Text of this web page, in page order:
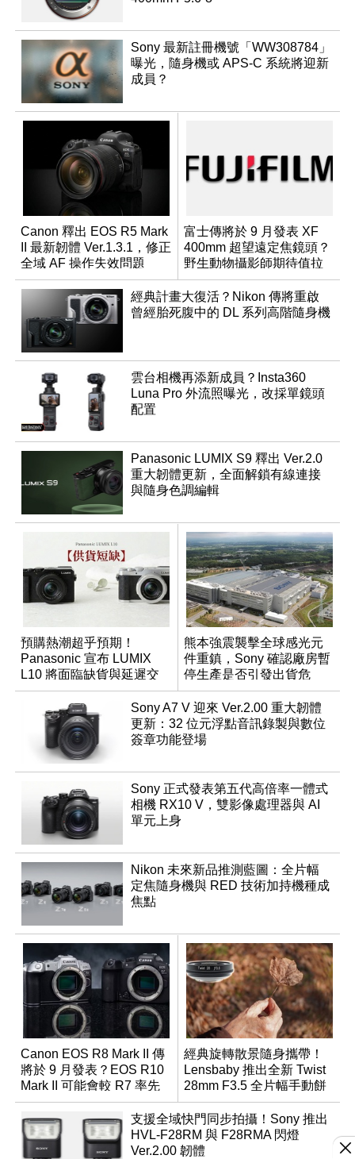
Sony 最新註冊機號「WW308784」
曝光，隨身機或 APS-C 系統將迎新
成員？
Canon 釋出 EOS R5 Mark
II 最新韌體 Ver.1.3.1，修正
全域 AF 操作失效問題
富士傳將於 9 月發表 XF
400mm 超望遠定焦鏡頭？
野生動物攝影師期待值拉
滿
經典計畫大復活？Nikon 傳將重啟
曾經胎死腹中的 DL 系列高階隨身機
雲台相機再添新成員？Insta360
Luna Pro 外流照曝光，改採單鏡頭
配置
Panasonic LUMIX S9 釋出 Ver.2.0
重大韌體更新，全面解鎖有線連接
與隨身色調編輯
預購熱潮超乎預期！
Panasonic 宣布 LUMIX
L10 將面臨缺貨與延遲交
貨時間
熊本強震襲擊全球感光元
件重鎮，Sony 確認廠房暫
停生產是否引發出貨危
機？
Sony A7 V 迎來 Ver.2.00 重大韌體
更新：32 位元浮點音訊錄製與數位
簽章功能登場
Sony 正式發表第五代高倍率一體式
相機 RX10 V，雙影像處理器與 AI
單元上身
Nikon 未來新品推測藍圖：全片幅
定焦隨身機與 RED 技術加持機種成
焦點
Canon EOS R8 Mark II 傳
將於 9 月發表？EOS R10
Mark II 可能會較 R7 率先
推出
經典旋轉散景隨身攜帶！
Lensbaby 推出全新 Twist
28mm F3.5 全片幅手動餅
乾鏡
支援全域快門同步拍攝！Sony 推出
HVL-F28RM 與 F28RMA 閃燈
Ver.2.00 韌體